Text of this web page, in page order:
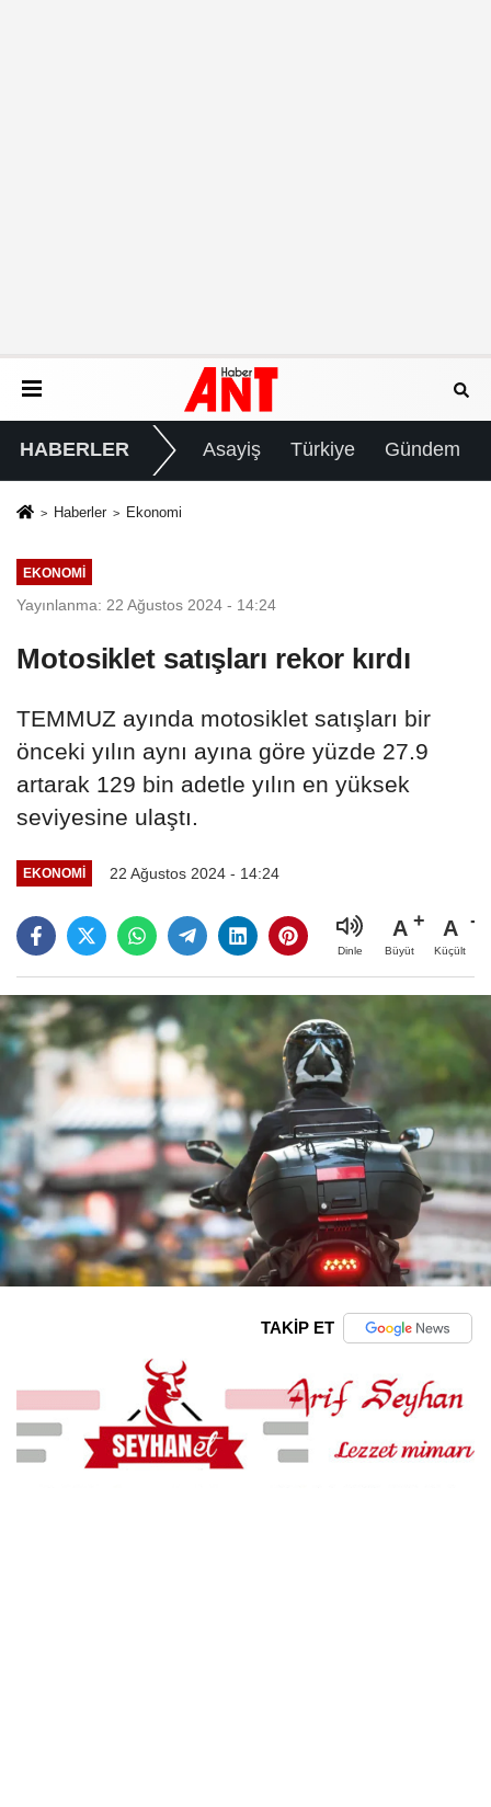
HABERLER Asayiş Türkiye Gündem
Haberler Ekonomi
EKONOMI
Yayınlanma: 22 Ağustos 2024 - 14:24
Motosiklet satışları rekor kırdı
TEMMUZ ayında motosiklet satışları bir
önceki yılın aynı ayına göre yüzde 27.9
artarak 129 bin adetle yılın en yüksek
seviyesine ulaştı.
EKONOMI 22 Ağustos 2024 - 14:24
Dinle
A
Büyüt
A
Küçült
TAKİP ET